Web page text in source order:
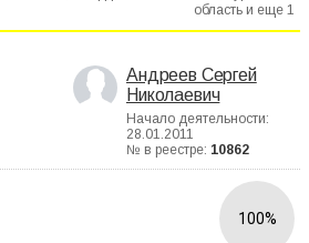
область и еще 1
Андреев Сергей
Николаевич
Начало деятельности:
28.01.2011
№ в реестре: 10862
100%